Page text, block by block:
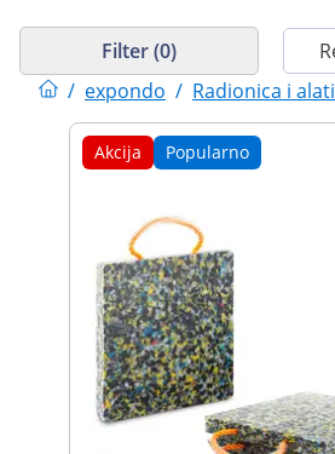
/ expondo / Radionica i alati
Filter (0)
Akcija Popularno